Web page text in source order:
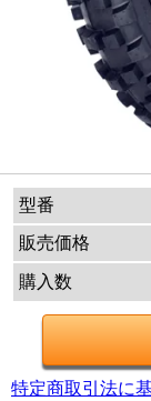
型番
販売価格
購入数
特定商取引法に